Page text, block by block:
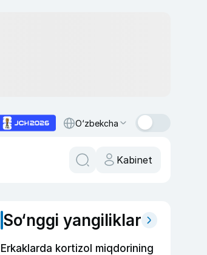
O‘zbekcha
Kabinet
So‘nggi yangiliklar
Erkaklarda kortizol miqdorining